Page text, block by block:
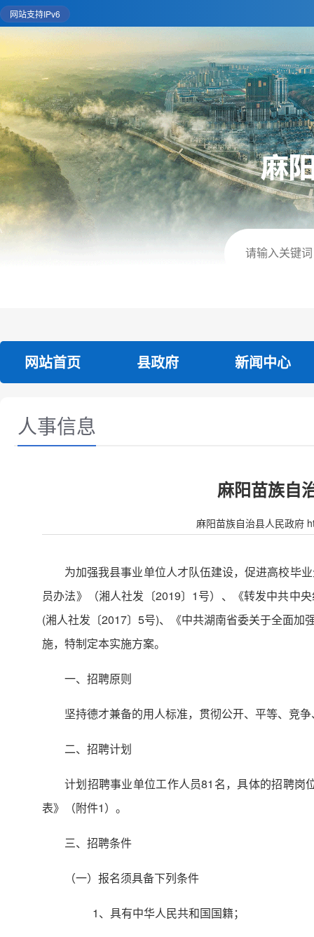
网站支持IPv6
网站首页 县政府 新闻中心
人事信息
麻阳苗族自
麻阳苗族自治县人民政府
为加强我县事业单位人才队伍建设，促进高校毕
员办法》（湘人社发〔2019〕1号）、《转发中共中
(湘人社发〔2017〕5号)、《中共湖南省委关于全面
施，特制定本实施方案。
一、招聘原则
坚持德才兼备的用人标准，贯彻公开、平等、竞
二、招聘计划
计划招聘事业单位工作人员81名，具体的招聘
表》（附件1）。
三、招聘条件
（一）报名须具备下列条件
1、具有中华人民共和国国籍；